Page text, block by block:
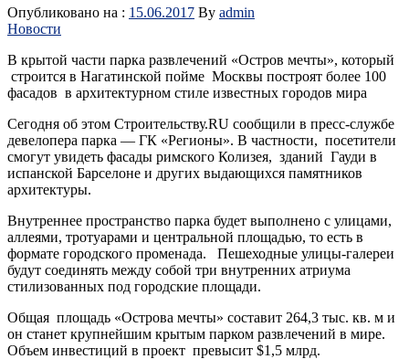
Опубликовано на : 15.06.2017 By admin
Новости
В крытой части парка развлечений «Остров мечты», который
строится в Нагатинской пойме Москвы построят более 100
фасадов в архитектурном стиле известных городов мира
Сегодня об этом Строительству.RU сообщили в пресс-службе
девелопера парка — ГК «Регионы». В частности, посетители
смогут увидеть фасады римского Колизея, зданий Гауди в
испанской Барселоне и других выдающихся памятников
архитектуры.
Внутреннее пространство парка будет выполнено с улицами,
аллеями, тротуарами и центральной площадью, то есть в
формате городского променада. Пешеходные улицы-галереи
будут соединять между собой три внутренних атриума
стилизованных под городские площади.
Общая площадь «Острова мечты» составит 264,3 тыс. кв. м и
он станет крупнейшим крытым парком развлечений в мире.
Объем инвестиций в проект превысит $1,5 млрд.